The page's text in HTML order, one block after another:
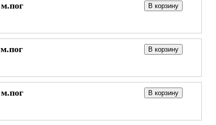
м.пог В корзину
м.пог В корзину
м.пог В корзину